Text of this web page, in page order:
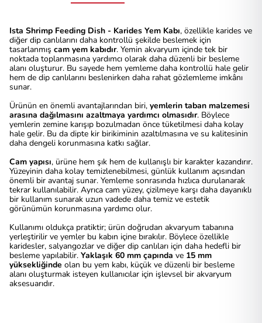
Ista Shrimp Feeding Dish - Karides Yem Kabı, özellikle karides ve
diğer dip canlılarını daha kontrollü şekilde beslemek için
tasarlanmış cam yem kabıdır. Yemin akvaryum içinde tek bir
noktada toplanmasına yardımcı olarak daha düzenli bir besleme
alanı oluşturur. Bu sayede hem yemleme daha kontrollü hale gelir
hem de dip canlılarını beslenirken daha rahat gözlemleme imkânı
sunar.
Ürünün en önemli avantajlarından biri, yemlerin taban malzemesi
arasına dağılmasını azaltmaya yardımcı olmasıdır. Böylece
yemlerin zemine karışıp bozulmadan önce tüketilmesi daha kolay
hale gelir. Bu da dipte kir birikiminin azaltılmasına ve su kalitesinin
daha dengeli korunmasına katkı sağlar.
Cam yapısı, ürüne hem şık hem de kullanışlı bir karakter kazandırır.
Yüzeyinin daha kolay temizlenebilmesi, günlük kullanım açısından
önemli bir avantaj sunar. Yemleme sonrasında hızlıca durulanarak
tekrar kullanılabilir. Ayrıca cam yüzey, çizilmeye karşı daha dayanıklı
bir kullanım sunarak uzun vadede daha temiz ve estetik
görünümün korunmasına yardımcı olur.
Kullanımı oldukça pratiktir; ürün doğrudan akvaryum tabanına
yerleştirilir ve yemler bu kabın içine bırakılır. Böylece özellikle
karidesler, salyangozlar ve diğer dip canlıları için daha hedefli bir
besleme yapılabilir. Yaklaşık 60 mm çapında ve 15 mm
yüksekliğinde olan bu yem kabı, küçük ve düzenli bir besleme
alanı oluşturmak isteyen kullanıcılar için işlevsel bir akvaryum
aksesuarıdır.